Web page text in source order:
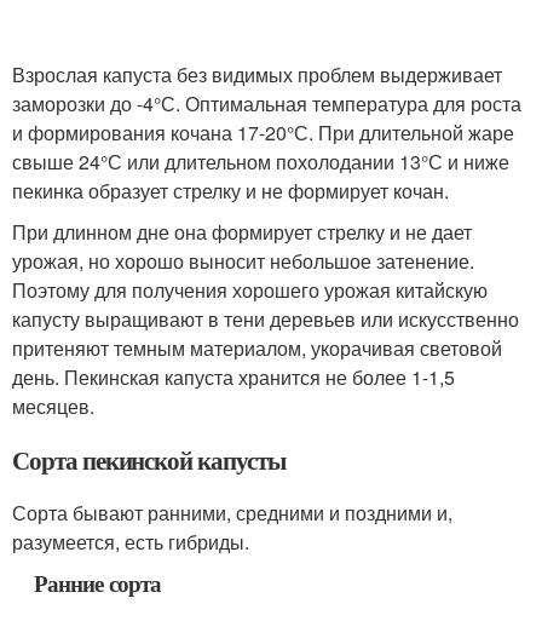
Взрослая капуста без видимых проблем выдерживает
заморозки до -4°С. Оптимальная температура для роста
и формирования кочана 17-20°С. При длительной жаре
свыше 24°С или длительном похолодании 13°С и ниже
пекинка образует стрелку и не формирует кочан.
При длинном дне она формирует стрелку и не дает
урожая, но хорошо выносит небольшое затенение.
Поэтому для получения хорошего урожая китайскую
капусту выращивают в тени деревьев или искусственно
притеняют темным материалом, укорачивая световой
день. Пекинская капуста хранится не более 1-1,5
месяцев.
Сорта пекинской капусты
Сорта бывают ранними, средними и поздними и,
разумеется, есть гибриды.
Ранние сорта